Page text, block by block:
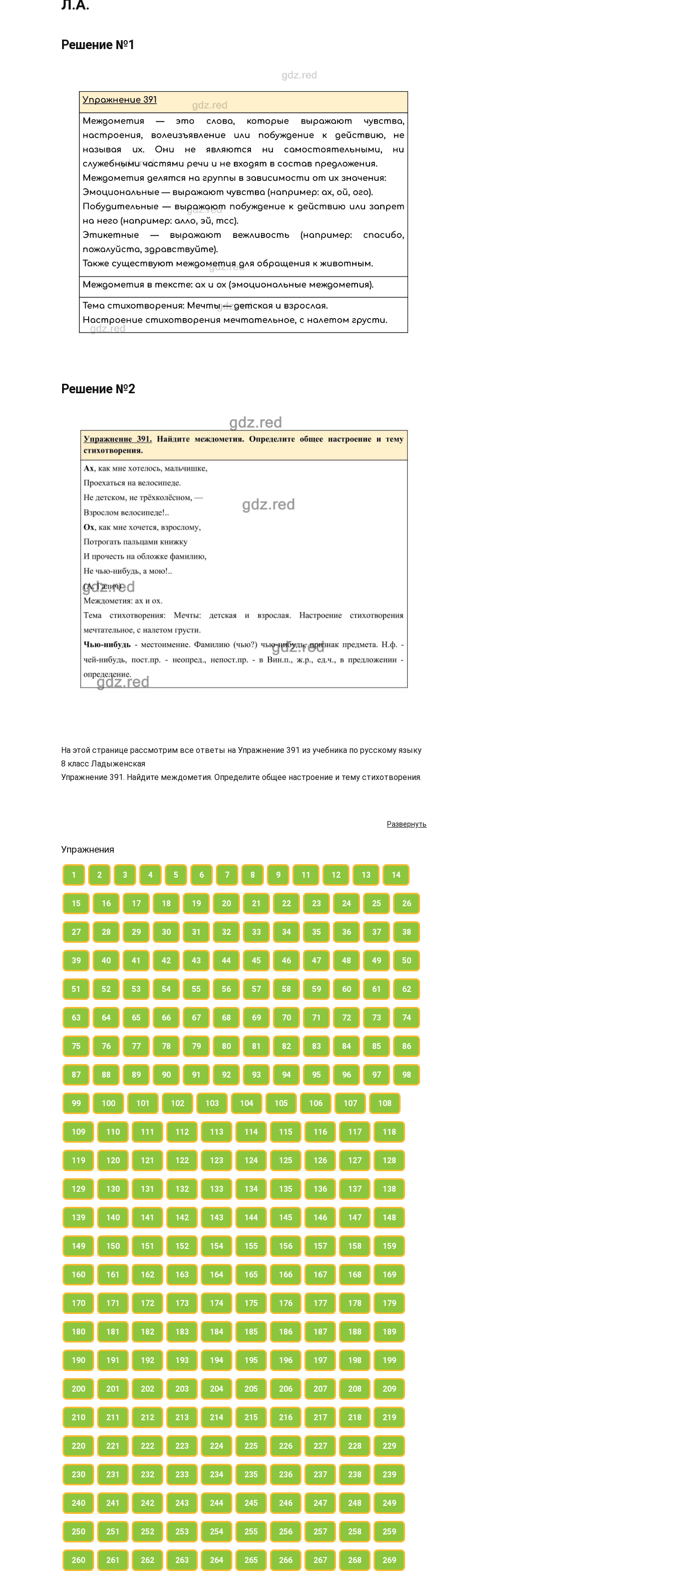
Л.А.
Решение №1
Решение №2
Развернуть
На этой странице рассмотрим все ответы на Упражнение 391 из учебника по русскому языку
8 класс Ладыженская
Упражнение 391. Найдите междометия. Определите общее настроение и тему стихотворения.
Упражнения
1 2 3 4 5 6 7 8 9 11 12 13 14
15 16 17 18 19 20 21 22 23 24 25 26
27 28 29 30 31 32 33 34 35 36 37 38
39 40 41 42 43 44 45 46 47 48 49 50
51 52 53 54 55 56 57 58 59 60 61 62
63 64 65 66 67 68 69 70 71 72 73 74
75 76 77 78 79 80 81 82 83 84 85 86
87 88 89 90 91 92 93 94 95 96 97 98
99 100 101 102 103 104 105 106 107 108
109 110 111 112 113 114 115 116 117 118
119 120 121 122 123 124 125 126 127 128
129 130 131 132 133 134 135 136 137 138
139 140 141 142 143 144 145 146 147 148
149 150 151 152 154 155 156 157 158 159
160 161 162 163 164 165 166 167 168 169
170 171 172 173 174 175 176 177 178 179
180 181 182 183 184 185 186 187 188 189
190 191 192 193 194 195 196 197 198 199
200 201 202 203 204 205 206 207 208 209
210 211 212 213 214 215 216 217 218 219
220 221 222 223 224 225 226 227 228 229
230 231 232 233 234 235 236 237 238 239
240 241 242 243 244 245 246 247 248 249
250 251 252 253 254 255 256 257 258 259
260 261 262 263 264 265 266 267 268 269